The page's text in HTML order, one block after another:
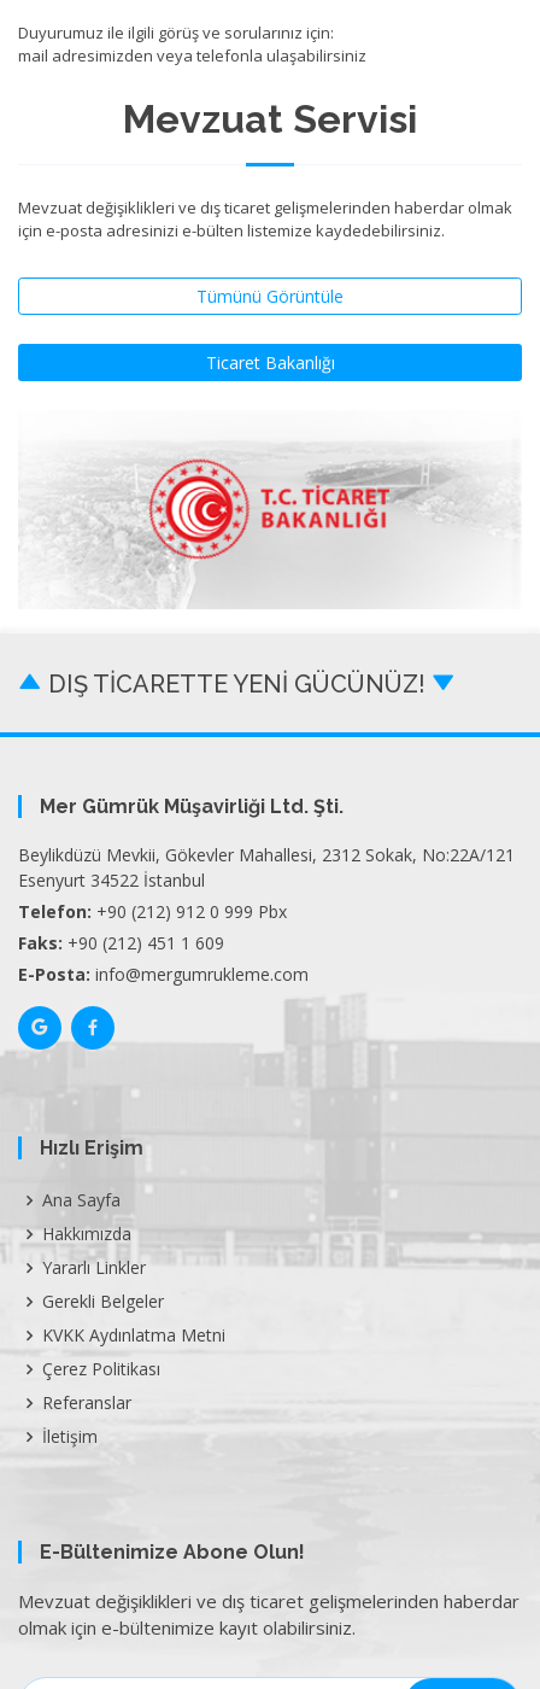
Mevzuat Servisi
Mevzuat değişiklikleri ve dış ticaret gelişmelerinden haberdar olmak
için e-posta adresinizi e-bülten listemize kaydedebilirsiniz.
Tümünü Görüntüle
Ticaret Bakanlığı
Duyurumuz ile ilgili görüş ve sorularınız için:
mail adresimizden veya telefonla ulaşabilirsiniz
DIŞ TİCARETTE YENİ GÜCÜNÜZ!
Mer Gümrük Müşavirliği Ltd. Şti.
Beylikdüzü Mevkii, Gökevler Mahallesi, 2312 Sokak, No:22A/121
Esenyurt 34522 İstanbul
Telefon: +90 (212) 912 0 999 Pbx
Faks: +90 (212) 451 1 609
E-Posta: info@mergumrukleme.com
Hızlı Erişim
Ana Sayfa
Hakkımızda
Yararlı Linkler
Gerekli Belgeler
KVKK Aydınlatma Metni
Çerez Politikası
Referanslar
İletişim
E-Bültenimize Abone Olun!
Mevzuat değişiklikleri ve dış ticaret gelişmelerinden haberdar
olmak için e-bültenimize kayıt olabilirsiniz.